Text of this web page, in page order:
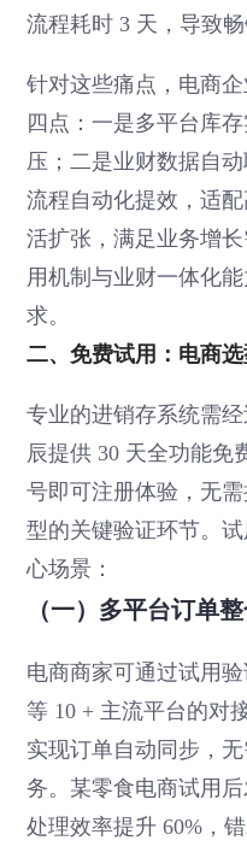
流程耗时 3 天，导致
针对这些痛点，电商
四点：一是多平台库
压；二是业财数据自
流程自动化提效，适
活扩张，满足业务增
用机制与业财一体化
求。
二、免费试用：电商
专业的进销存系统需
辰提供 30 天全功能免
号即可注册体验，无
型的关键验证环节。
心场景：
（一）多平台订单
电商商家可通过试用
等 10 + 主流平台的对
实现订单自动同步，
务。某零食电商试用
处理效率提升 60%，